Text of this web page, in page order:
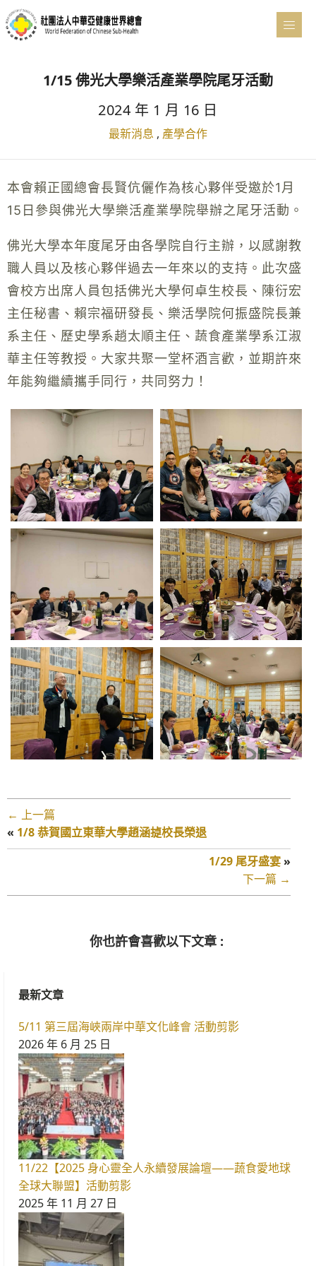
1/15 佛光大學樂活產業學院尾牙活動
2024 年 1 月 16 日
最新消息 , 產學合作
本會賴正國總會長賢伉儷作為核心夥伴受邀於1月
15日參與佛光大學樂活產業學院舉辦之尾牙活動。
佛光大學本年度尾牙由各學院自行主辦，以感謝教
職人員以及核心夥伴過去一年來以的支持。此次盛
會校方出席人員包括佛光大學何卓生校長、陳衍宏
主任秘書、賴宗福研發長、樂活學院何振盛院長兼
系主任、歷史學系趙太順主任、蔬食產業學系江淑
華主任等教授。大家共聚一堂杯酒言歡，並期許來
年能夠繼續攜手同行，共同努力！
← 上一篇
« 1/8 恭賀國立東華大學趙涵㨗校長榮退
1/29 尾牙盛宴»
下一篇 →
你也許會喜歡以下文章 :
最新文章
5/11 第三屆海峽兩岸中華文化峰會 活動剪影
2026 年 6 月 25 日
11/22【2025 身心靈全人永續發展論壇——蔬食愛地球
全球大聯盟】活動剪影
2025 年 11 月 27 日